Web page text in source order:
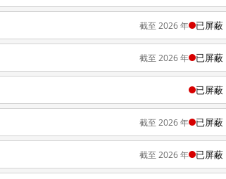
截至 2026 年 已屏蔽
截至 2026 年 已屏蔽
已屏蔽
截至 2026 年 已屏蔽
截至 2026 年 已屏蔽